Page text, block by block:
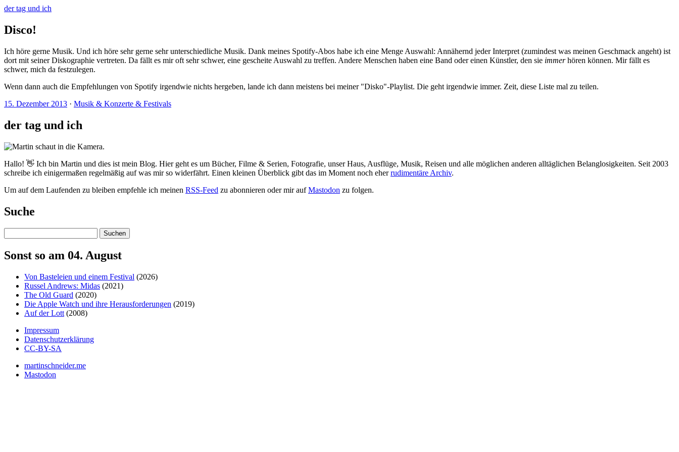
der tag und ich
Disco!
Ich höre gerne Musik. Und ich höre sehr gerne sehr unterschiedliche Musik. Dank meines Spotify-Abos habe ich eine Menge Auswahl: Annähernd jeder Interpret (zumindest was meinen Geschmack angeht) ist
dort mit seiner Diskographie vertreten. Da fällt es mir oft sehr schwer, eine gescheite Auswahl zu treffen. Andere Menschen haben eine Band oder einen Künstler, den sie immerhören können. Mir fällt es
schwer, mich da festzulegen.
Wenn dann auch die Empfehlungen von Spotify irgendwie nichts hergeben, lande ich dann meistens bei meiner "Disko"-Playlist. Die geht irgendwie immer. Zeit, diese Liste mal zu teilen.
15. Dezember 2013 · Musik & Konzerte & Festivals
der tag und ich
Hallo! 👋 Ich bin Martin und dies ist mein Blog. Hier geht es um Bücher, Filme & Serien, Fotografie, unser Haus, Ausflüge, Musik, Reisen und alle möglichen anderen alltäglichen Belanglosigkeiten. Seit 2003
schreibe ich einigermaßen regelmäßig auf was mir so widerfährt. Einen kleinen Überblick gibt das im Moment noch eherrudimentäre Archiv.
Um auf dem Laufenden zu bleiben empfehle ich meinen RSS-Feed zu abonnieren oder mir aufMastodon zu folgen.
Suche
Suchen
Sonst so am 04. August
Von Basteleien und einem Festival (2026)
Russel Andrews: Midas (2021)
The Old Guard (2020)
Die Apple Watch und ihre Herausforderungen (2019)
Auf der Lott (2008)
Impressum
Datenschutzerklärung
CC-BY-SA
martinschneider.me
Mastodon